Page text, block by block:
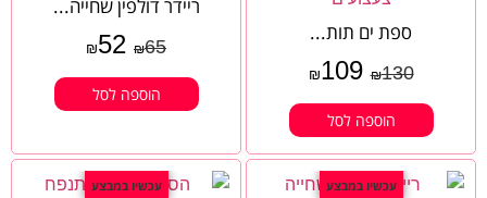
ספת ים תות...
₪130
₪109
הוספה לסל
ריידר דולפין שחייה...
₪65
₪52
הוספה לסל
עכשיו במבצע עכשיו במבצע